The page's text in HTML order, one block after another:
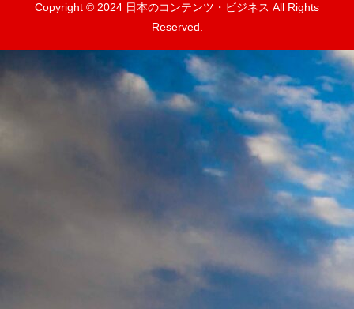
Copyright © 2024 日本のコンテンツ・ビジネス All Rights
Reserved.